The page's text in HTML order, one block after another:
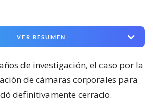
VER RESUMEN
de investigación, el caso por la
de cámaras corporales para
definitivamente cerrado.